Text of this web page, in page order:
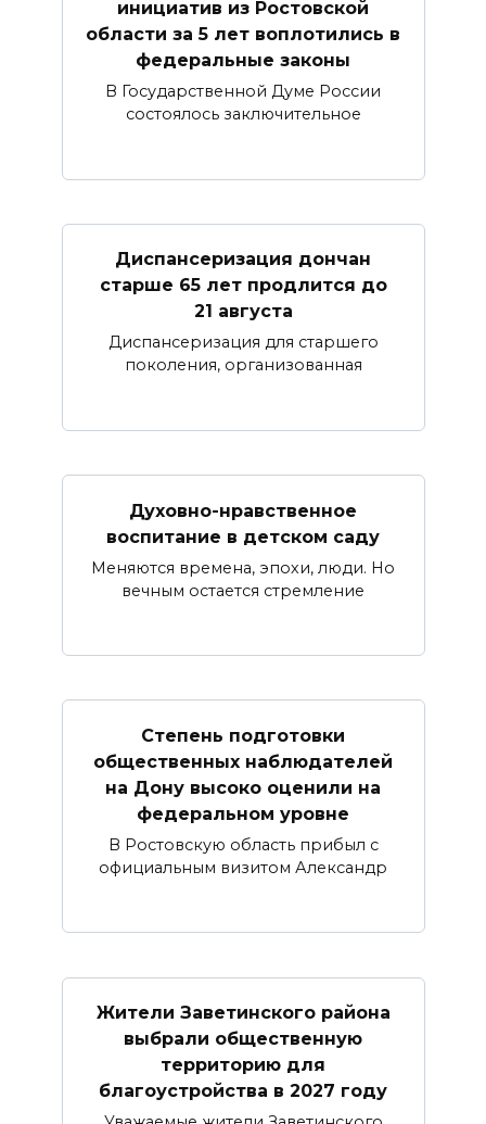
инициатив из Ростовской
области за 5 лет воплотились в
федеральные законы
В Государственной Думе России
состоялось заключительное
Диспансеризация дончан
старше 65 лет продлится до
21 августа
Диспансеризация для старшего
поколения, организованная
Духовно-нравственное
воспитание в детском саду
Меняются времена, эпохи, люди. Но
вечным остается стремление
Степень подготовки
общественных наблюдателей
на Дону высоко оценили на
федеральном уровне
В Ростовскую область прибыл с
официальным визитом Александр
Жители Заветинского района
выбрали общественную
территорию для
благоустройства в 2027 году